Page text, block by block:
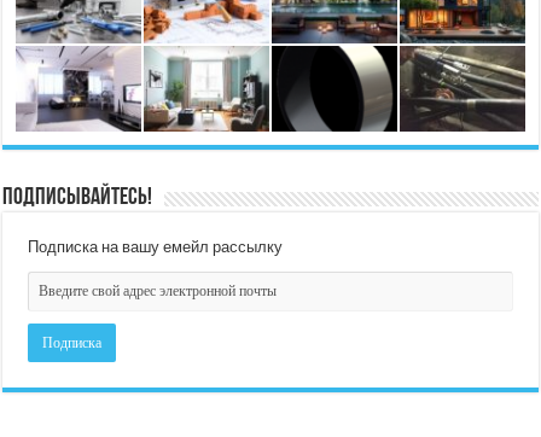
Подписывайтесь!
Подписка на вашу емейл рассылку